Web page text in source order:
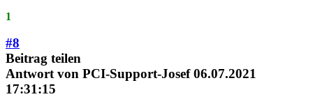
1
#8
Beitrag teilen
Antwort von PCI-Support-Josef 06.07.2021
17:31:15